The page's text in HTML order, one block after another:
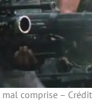
comprise –